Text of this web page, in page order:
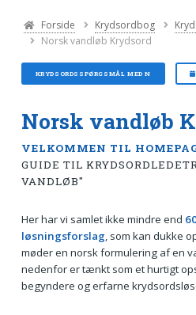
Forside Krydsordbog
Norsk vandløb Krydsord
KRYDSORDSSPØRGSMÅL MED N
Norsk vandløb
VELKOMMEN TIL
GUIDE TIL
VANDLØB"
Her har vi samlet ikke mindre end
løsningsforslag, som kan dukke
møder en norsk formulering af en
nedenfor er tænkt som et hurtigt
begyndere og erfarne